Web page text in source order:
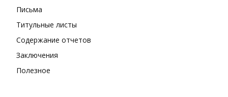
Письма
Титульные листы
Содержание отчетов
Заключения
Полезное